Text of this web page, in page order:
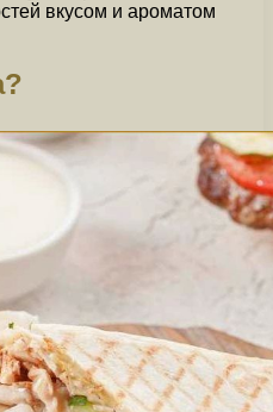
вкусом и ароматом